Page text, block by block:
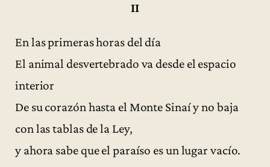
II
En las primeras horas del día
El animal desvertebrado va desde el espacio
interior
De su corazón hasta el Monte Sinaí y no baja
con las tablas de la Ley,
y ahora sabe que el paraíso es un lugar vacío.